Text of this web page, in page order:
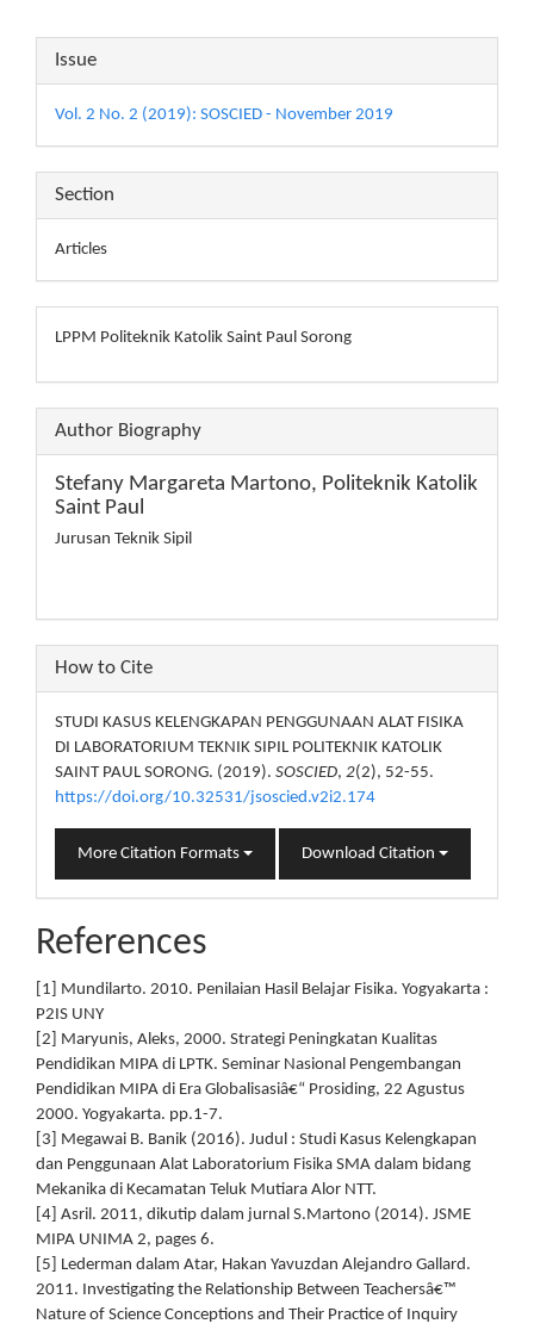
Article
Details
Issue
Vol. 2 No. 2 (2019): SOSCIED - November 2019
Section
Articles
LPPM Politeknik Katolik Saint Paul Sorong
Author Biography
Stefany Margareta Martono, Politeknik Katolik
Saint Paul
Jurusan Teknik Sipil
How to Cite
STUDI KASUS KELENGKAPAN PENGGUNAAN ALAT FISIKA
DI LABORATORIUM TEKNIK SIPIL POLITEKNIK KATOLIK
SAINT PAUL SORONG. (2019). SOSCIED, 2(2), 52-55.
https://doi.org/10.32531/jsoscied.v2i2.174
More Citation Formats Download Citation
References
[1] Mundilarto. 2010. Penilaian Hasil Belajar Fisika. Yogyakarta :
P2IS UNY
[2] Maryunis, Aleks, 2000. Strategi Peningkatan Kualitas
Pendidikan MIPA di LPTK. Seminar Nasional Pengembangan
Pendidikan MIPA di Era Globalisasiâ€“ Prosiding, 22 Agustus
2000. Yogyakarta. pp.1-7.
[3] Megawai B. Banik (2016). Judul : Studi Kasus Kelengkapan
dan Penggunaan Alat Laboratorium Fisika SMA dalam bidang
Mekanika di Kecamatan Teluk Mutiara Alor NTT.
[4] Asril. 2011, dikutip dalam jurnal S.Martono (2014). JSME
MIPA UNIMA 2, pages 6.
[5] Lederman dalam Atar, Hakan Yavuzdan Alejandro Gallard.
2011. Investigating the Relationship Between Teachersâ€™
Nature of Science Conceptions and Their Practice of Inquiry